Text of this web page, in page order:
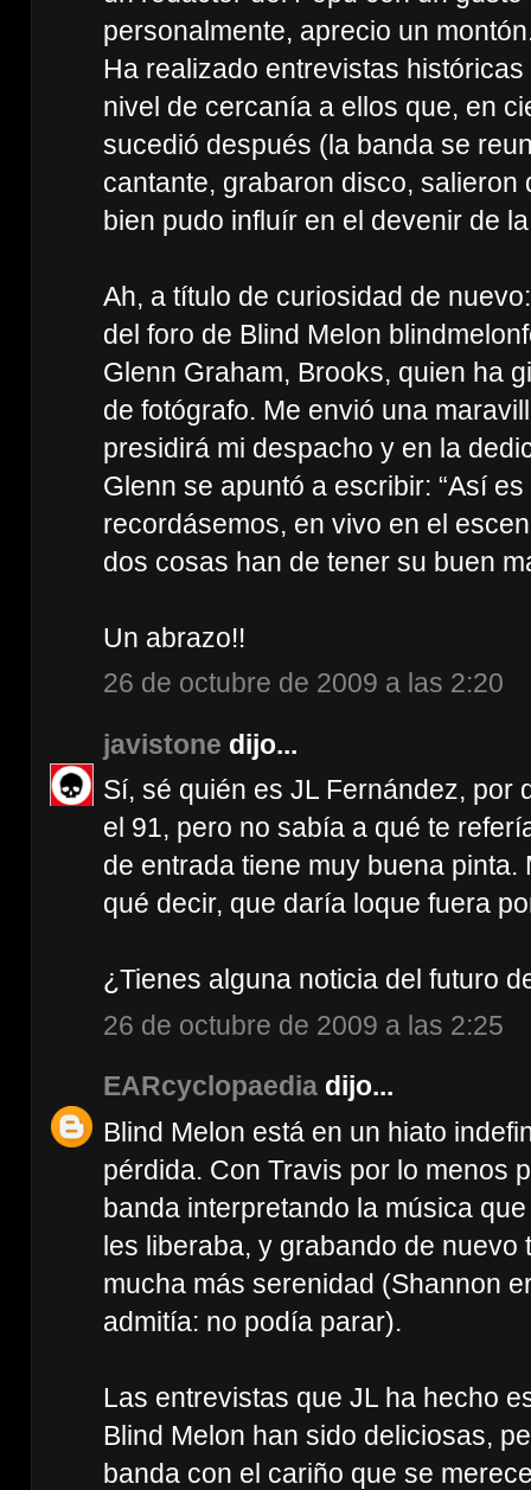
personalmente, aprecio un
Ha realizado entrevistas
nivel de cercanía a ellos que, en
sucedió después (la banda se
cantante, grabaron disco,
bien pudo influír en el devenir de
Ah, a título de curiosidad de
del foro de Blind Melon
Glenn Graham, Brooks, quien ha
de fotógrafo. Me envió una
presidirá mi despacho y en la
Glenn se apuntó a escribir: “Así
recordásemos, en vivo en el
dos cosas han de tener su buen
Un abrazo!!
26 de octubre de 2009 a las 2:20
javistone dijo...
Sí, sé quién es JL Fernández, por
el 91, pero no sabía a qué te
de entrada tiene muy buena
qué decir, que daría loque fuera
¿Tienes alguna noticia del futuro
26 de octubre de 2009 a las 2:25
EARcyclopaedia dijo...
Blind Melon está en un hiato
pérdida. Con Travis por lo menos
banda interpretando la música
les liberaba, y grabando de
mucha más serenidad (Shannon
admitía: no podía parar).
Las entrevistas que JL ha hecho
Blind Melon han sido deliciosas,
banda con el cariño que se